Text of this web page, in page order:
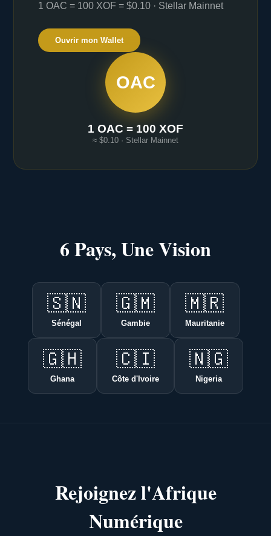
1 OAC = 100 XOF = $0.10 · Stellar Mainnet
Ouvrir mon Wallet
OAC
1 OAC = 100 XOF
≈ $0.10 · Stellar Mainnet
6 Pays, Une Vision
🇸🇳
Sénégal
🇬🇲
Gambie
🇲🇷
Mauritanie
🇬🇭
Ghana
🇨🇮
Côte d'Ivoire
🇳🇬
Nigeria
Rejoignez l'Afrique
Numérique